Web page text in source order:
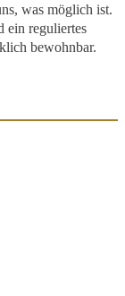
was möglich ist.
ein reguliertes
bewohnbar.